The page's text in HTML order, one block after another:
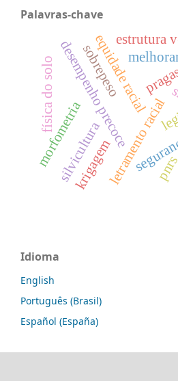
Palavras-chave
equidade racial
letramento racial
desempenho precoce
morfometria
estrutura
silvicultura
sobrepeso
física do solo
krigagem pnrs
Idioma
English
Português (Brasil)
Español (España)